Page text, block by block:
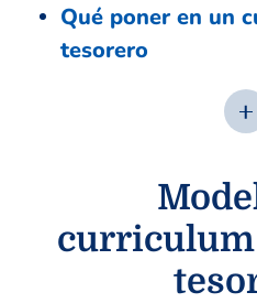
Qué poner en un
tesorero